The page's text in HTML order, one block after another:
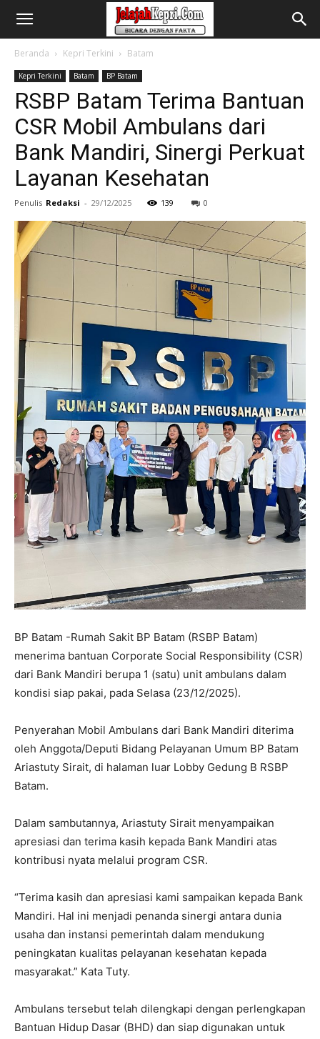
Beranda Kepri Terkini Batam
Kepri Terkini Batam BP Batam
RSBP Batam Terima Bantuan
CSR Mobil Ambulans dari
Bank Mandiri, Sinergi Perkuat
Layanan Kesehatan
Penulis Redaksi - 29/12/2025 139 0
BP Batam -Rumah Sakit BP Batam (RSBP Batam)
menerima bantuan Corporate Social Responsibility (CSR)
dari Bank Mandiri berupa 1 (satu) unit ambulans dalam
kondisi siap pakai, pada Selasa (23/12/2025).
Penyerahan Mobil Ambulans dari Bank Mandiri diterima
oleh Anggota/Deputi Bidang Pelayanan Umum BP Batam
Ariastuty Sirait, di halaman luar Lobby Gedung B RSBP
Batam.
Dalam sambutannya, Ariastuty Sirait menyampaikan
apresiasi dan terima kasih kepada Bank Mandiri atas
kontribusi nyata melalui program CSR.
“Terima kasih dan apresiasi kami sampaikan kepada Bank
Mandiri. Hal ini menjadi penanda sinergi antara dunia
usaha dan instansi pemerintah dalam mendukung
peningkatan kualitas pelayanan kesehatan kepada
masyarakat.” Kata Tuty.
Ambulans tersebut telah dilengkapi dengan perlengkapan
Bantuan Hidup Dasar (BHD) dan siap digunakan untuk